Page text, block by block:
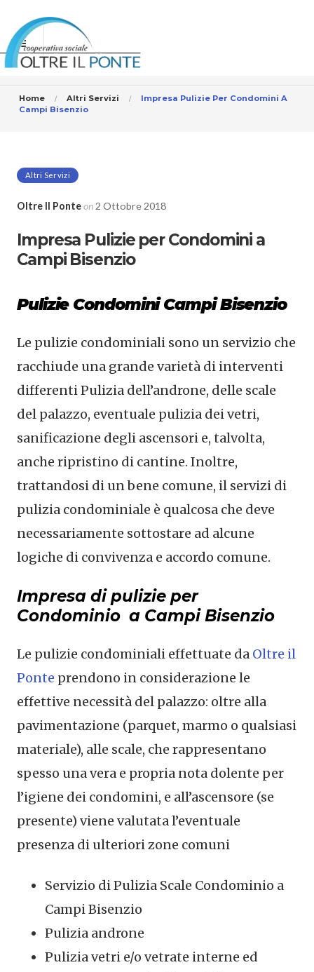
Home Altri Servizi
Impresa Pulizie Per Condomini A
Campi Bisenzio
Altri Servizi
Oltre Il Ponteon2 Ottobre 2018
Impresa Pulizie per Condomini a
Campi Bisenzio
Pulizie Condomini Campi Bisenzio
Le pulizie condominiali sono un servizio che
racchiude una grande varietà di interventi
differenti Pulizia dell’androne, delle scale
del palazzo, eventuale pulizia dei vetri,
sanificazione degli ascensori e, talvolta,
anche ripristino di cantine. Inoltre,
trattandosi di un bene comune, il servizi di
pulizia condominiale è qualcosa che deve
necessariamente sottostare ad alcune
logiche di convivenza e accordo comune.
Impresa di pulizie per
Condominio a Campi Bisenzio
Le pulizie condominiali effettuate da Oltre il
Ponte prendono in considerazione le
effettive necessità del palazzo: oltre alla
pavimentazione (parquet, marmo o qualsiasi
materiale), alle scale, che rappresentano
spesso una vera e propria nota dolente per
l’igiene dei condomini, e all’ascensore (se
presente) viene valutata l’eventuale
presenza di ulteriori zone comuni
Servizio di Pulizia Scale Condominio a
Campi Bisenzio
Pulizia androne
Pulizia vetri e/o vetrate interne ed